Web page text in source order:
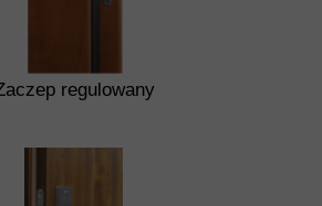
regulowany